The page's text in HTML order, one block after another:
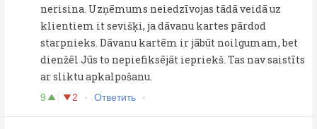
nerisina. Uzņēmums neiedzīvojas tādā veidā uz
klientiem it sevišķi, ja dāvanu kartes pārdod
starpnieks. Dāvanu kartēm ir jābūt noilgumam, bet
dienžēl Jūs to nepiefiksējāt iepriekš. Tas nav saistīts
ar sliktu apkalpošanu.
9 2 Ответить